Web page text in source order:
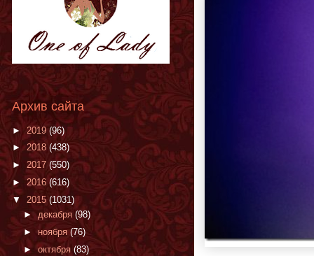
Архив сайта
► 2019 (96)
►2018 (438)
► 2017 (550)
► 2016(616)
▼ 2015 (1031)
►декабря (98)
► ноября(76)
►октября (83)